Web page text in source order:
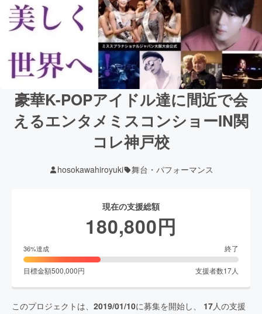
豪華K-POPアイドル達に間近で会
えるエンタメミスコンショーIN関
コレ神戸校
hosokawahiroyuki 舞台・パフォーマンス
現在の支援総額
180,800円
36%達成 終了
目標金額500,000円 支援者数17人
このプロジェクトは、 2019/01/10に募集を開始し、 17人の支援